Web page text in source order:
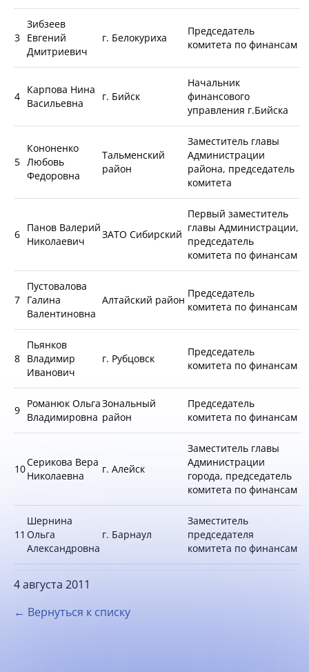
3
Зибзеев
Евгений
Дмитриевич
г. Белокуриха
Председатель
комитета по финансам
4
Карпова Нина
Васильевна
г. Бийск
Начальник
финансового
управления г.Бийска
5
Кононенко
Любовь
Федоровна
Тальменский
район
Заместитель главы
Администрации
района, председатель
комитета
6
Панов Валерий
Николаевич
ЗАТО Сибирский
Первый заместитель
главы Администрации,
председатель
комитета по финансам
7
Пустовалова
Галина
Валентиновна
Алтайский район
Председатель
комитета по финансам
8
Пьянков
Владимир
Иванович
г. Рубцовск
Председатель
комитета по финансам
9
Романюк Ольга
Владимировна
Зональный
район
Председатель
комитета по финансам
10
Серикова Вера
Николаевна
г. Алейск
Заместитель главы
Администрации
города, председатель
комитета по финансам
11
Шернина
Ольга
Александровна
г. Барнаул
Заместитель
председателя
комитета по финансам
4 августа 2011
← Вернуться к списку